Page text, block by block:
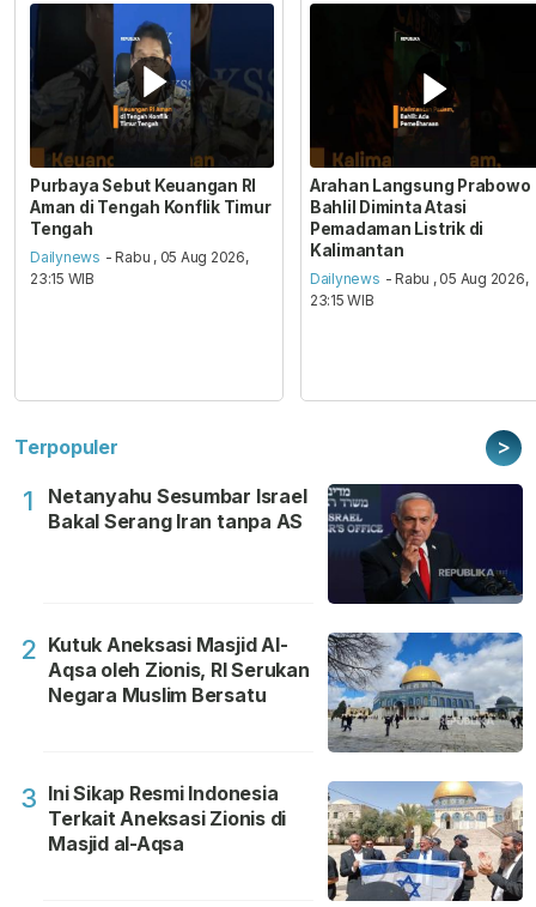
Purbaya Sebut Keuangan RI
Aman di Tengah Konflik Timur
Tengah
Dailynews - Rabu , 05 Aug 2026,
23:15 WIB
Arahan Langsung Prabowo
Bahlil Diminta Atasi
Pemadaman Listrik di
Kalimantan
Dailynews - Rabu , 05 Aug 2026,
23:15 WIB
Terpopuler >
1
Netanyahu Sesumbar Israel
Bakal Serang Iran tanpa AS
2 Kutuk Aneksasi Masjid Al-
Aqsa oleh Zionis, RI Serukan
Negara Muslim Bersatu
3 Ini Sikap Resmi Indonesia
Terkait Aneksasi Zionis di
Masjid al-Aqsa